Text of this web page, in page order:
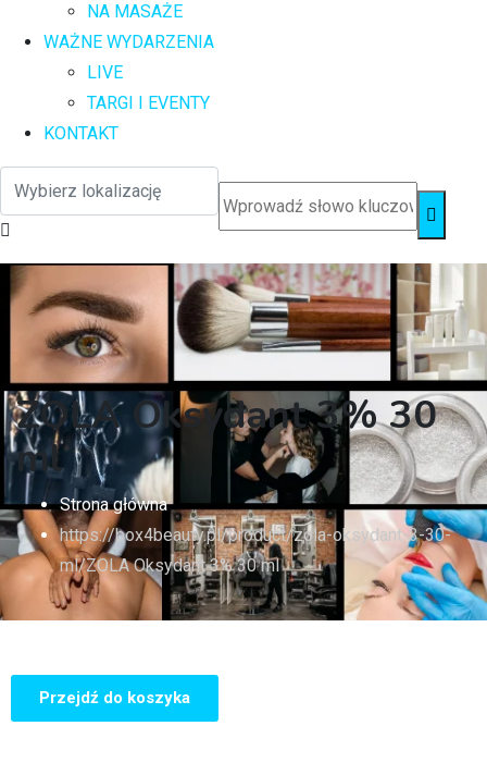
NA MASAŻE
WAŻNE WYDARZENIA
LIVE
TARGI I EVENTY
KONTAKT
ZOLA Oksydant 3% 30
ml
Strona główna
https://box4beauty.pl/product/zola-oksydant-3-30-
ml/ZOLA Oksydant 3% 30 ml
Przejdź do koszyka